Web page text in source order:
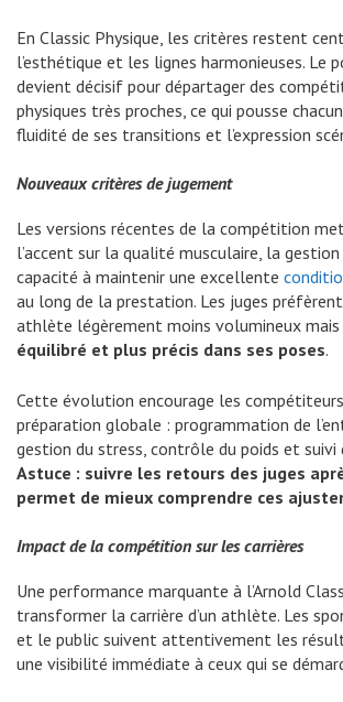
En Classic Physique, les critères restent
l’esthétique et les lignes harmonieuses. Le
devient décisif pour départager des
physiques très proches, ce qui pousse
fluidité de ses transitions et l’expression
Nouveaux critères de jugement
Les versions récentes de la compétition
l’accent sur la qualité musculaire, la
capacité à maintenir une excellente
au long de la prestation. Les juges
athlète légèrement moins volumineux mais
équilibré et plus précis dans ses poses.
Cette évolution encourage les
préparation globale : programmation de
gestion du stress, contrôle du poids et suivi
Astuce : suivre les retours des juges
permet de mieux comprendre ces
Impact de la compétition sur les carrières
Une performance marquante à l’Arnold
transformer la carrière d’un athlète. Les
et le public suivent attentivement les
une visibilité immédiate à ceux qui se